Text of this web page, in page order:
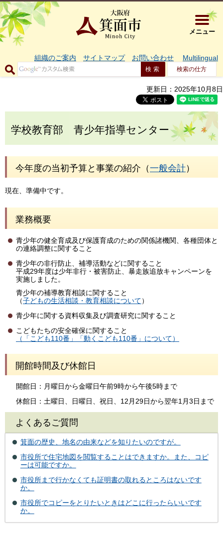
大阪府箕
メニュー
組織のご案内 サイトマップ お問い合わせ Multilingual
検索の仕方
更新日：2025年10月8日
学校教育部 青少年指導センター
今年度の当初予算と事業の紹介（一般会計）
現在、準備中です。
業務概要
青少年の健全育成及び保護育成のための関係諸機関、各種団体と
の連絡調整に関すること
青少年の非行防止、補導活動などに関すること
平成29年度は少年非行・被害防止、暴走族追放キャンペーンを
実施しました。
青少年の補導教育相談に関すること
（子どもの生活相談・教育相談について）
青少年に関する資料収集及び調査研究に関すること
こどもたちの安全確保に関すること
（「こども110番」「動くこども110番」について）
開館時間及び休館日
開館日：月曜日から金曜日午前9時から午後5時まで
休館日：土曜日、日曜日、祝日、12月29日から翌年1月3日まで
よくあるご質問
箕面の歴史、地名の由来などを知りたいのですが。
市役所で住宅地図を閲覧することはできますか。また、コピ
ーは可能ですか。
市役所まで行かなくても証明書の取れるところはないです
か。
市役所でコピーをとりたいときはどこに行ったらいいです
か。